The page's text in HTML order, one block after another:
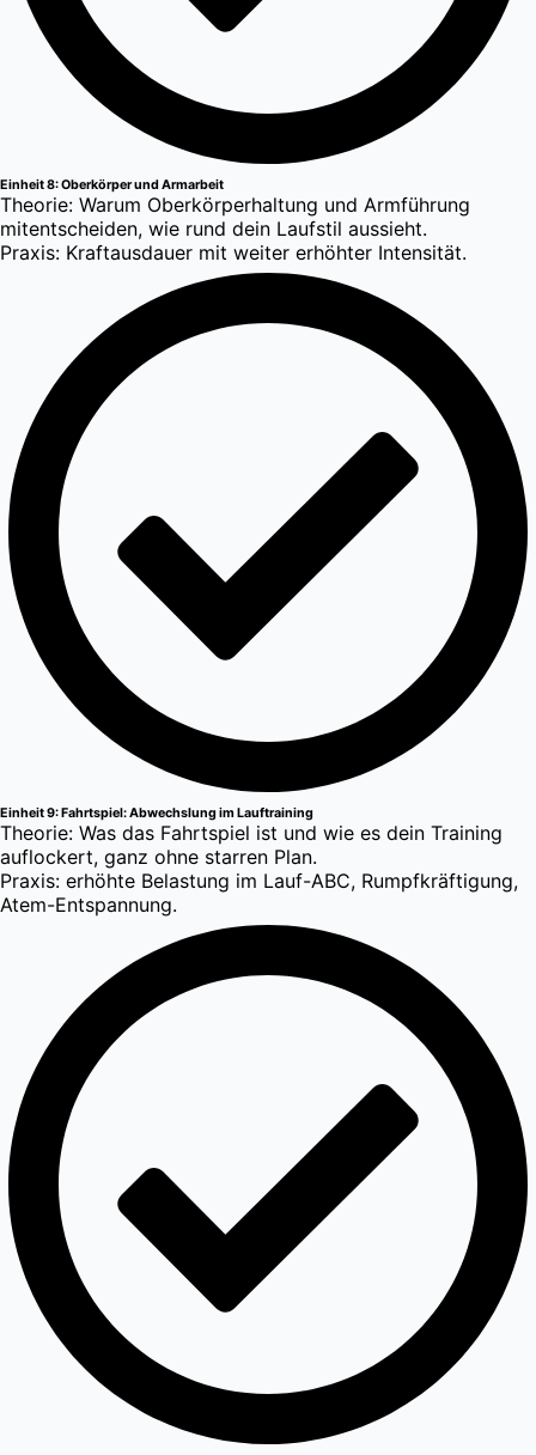
Einheit 8: Oberkörper und Armarbeit
Theorie: Warum Oberkörperhaltung und Armführung
mitentscheiden, wie rund dein Laufstil aussieht.
Praxis: Kraftausdauer mit weiter erhöhter Intensität.
Einheit 9: Fahrtspiel: Abwechslung im Lauftraining
Theorie: Was das Fahrtspiel ist und wie es dein Training
auflockert, ganz ohne starren Plan.
Praxis: erhöhte Belastung im Lauf-ABC, Rumpfkräftigung,
Atem-Entspannung.